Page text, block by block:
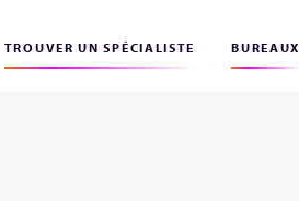
TROUVER UN SPÉCIALISTE BUREAUX